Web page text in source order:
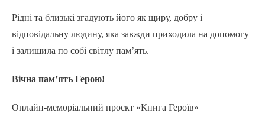
Рідні та близькі згадують його як щиру, добру і
відповідальну людину, яка завжди приходила на допомогу
і залишила по собі світлу пам’ять.
Вічна пам’ять Герою!
Онлайн-меморіальний проєкт «Книга Героїв»